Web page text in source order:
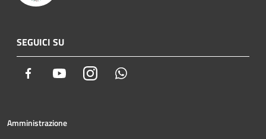
SEGUICI SU
Facebook YoutubeInstagram
Amministrazione